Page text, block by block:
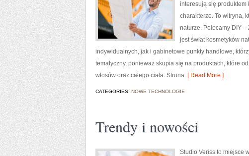
interesują się produktem
charakterze. To witryna,
naturze. Polecamy DIY –
jest świat kosmetyków
indywidualnych, jak i gabinetowe punkty handlowe,
tematyczny, ponieważ skupia się na produktach, które
włosów oraz całego ciała. Strona [ Read More ]
CATEGORIES: NOWE TECHNOLOGIE
Trendy i nowości
Studio Veriss to miejsce